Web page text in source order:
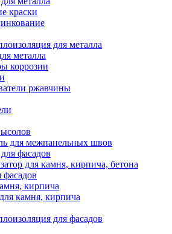
краски
для металла
металла
коррозии
ржавчины
для межпанельных швов
фасадов
для камня, кирпича, бетона
фасадов
кирпича
камня, кирпича
для фасадов